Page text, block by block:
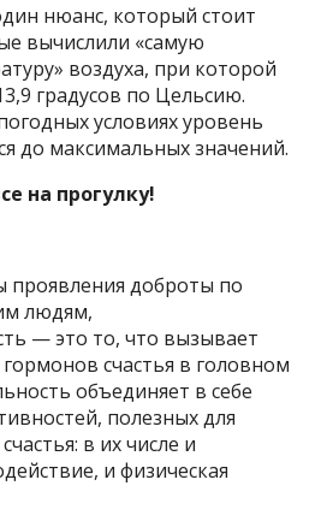
нюанс, который стоит
вычислили «самую
воздуха, при которой
градусов по Цельсию.
условиях уровень
до максимальных значений.
на прогулку!
проявления доброты по
людям,
— это то, что вызывает
счастья в головном
объединяет в себе
полезных для
в их числе и
и физическая